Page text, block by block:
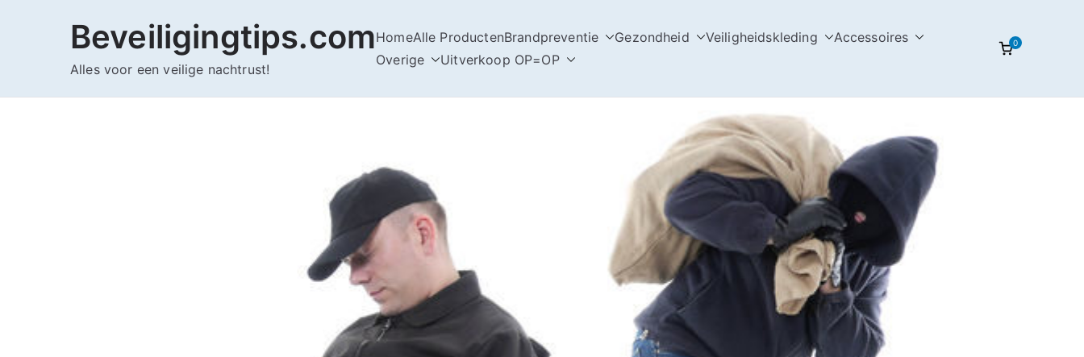
Beveiligingtips.com
Alles voor een veilige nachtrust!
HomeAlle ProductenBrandpreventie Gezondheid Veiligheidskleding
Accessoires
Overige
Uitverkoop OP=OP
0